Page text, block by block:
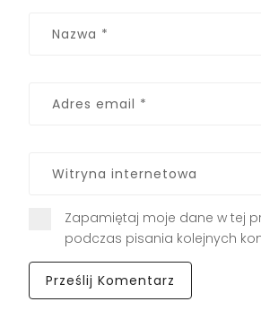
Zapamiętaj moje dane w tej
podczas pisania kolejnych